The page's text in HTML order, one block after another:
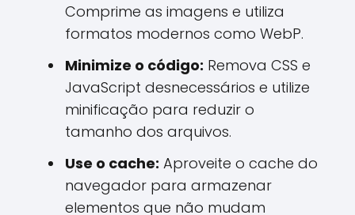
Comprime as imagens e utiliza
formatos modernos como WebP.
Minimize o código: Remova CSS e
JavaScript desnecessários e utilize
minificação para reduzir o
tamanho dos arquivos.
Use o cache: Aproveite o cache do
navegador para armazenar
elementos que não mudam